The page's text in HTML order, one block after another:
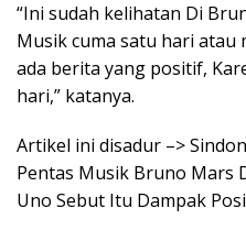
“Ini sudah kelihatan Di
Musik cuma satu hari atau
ada berita yang positif,
hari,” katanya.
Artikel ini disadur –>
Pentas Musik Bruno Mars
Uno Sebut Itu Dampak